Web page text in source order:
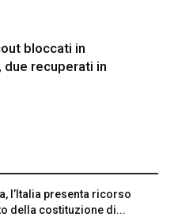
bloccati in
recuperati in
l’Italia presenta ricorso
della costituzione di...